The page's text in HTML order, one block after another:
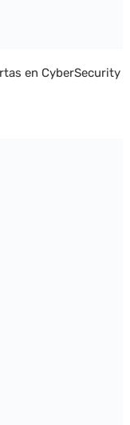
en CyberSecurity